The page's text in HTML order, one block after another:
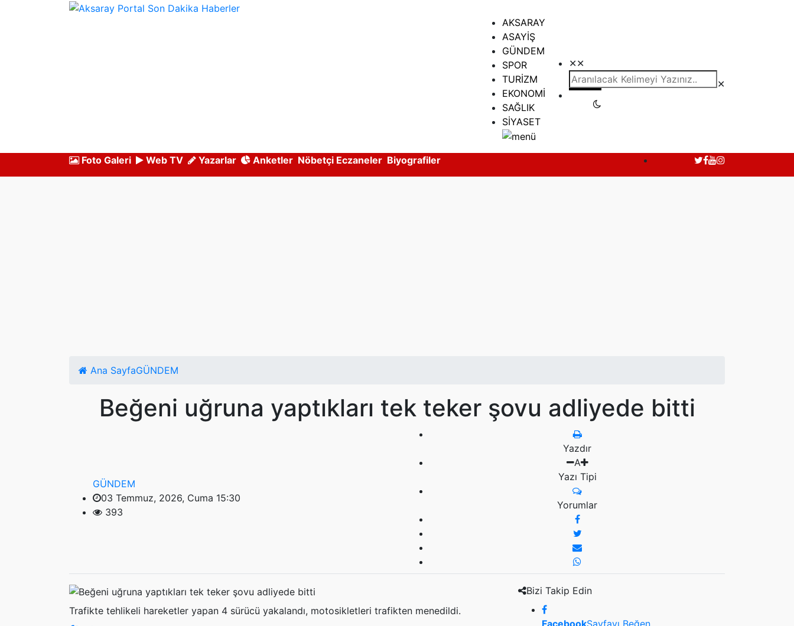
✕
✕✕
AKSARAY
ASAYİŞ
GÜNDEM
SPOR
TURİZM
EKONOMİ
SAĞLIK
SİYASET
Foto Galeri Web TV Yazarlar Anketler Nöbetçi Eczaneler Biyografiler
Ana SayfaGÜNDEM
Beğeni uğruna yaptıkları tek teker şovu adliyede bitti
GÜNDEM
03 Temmuz, 2026, Cuma 15:30
393
Yazdır
A
Yazı Tipi
Yorumlar
Trafikte tehlikeli hareketler yapan 4 sürücü yakalandı, motosikletleri trafikten menedildi.
Bizi Takip Edin